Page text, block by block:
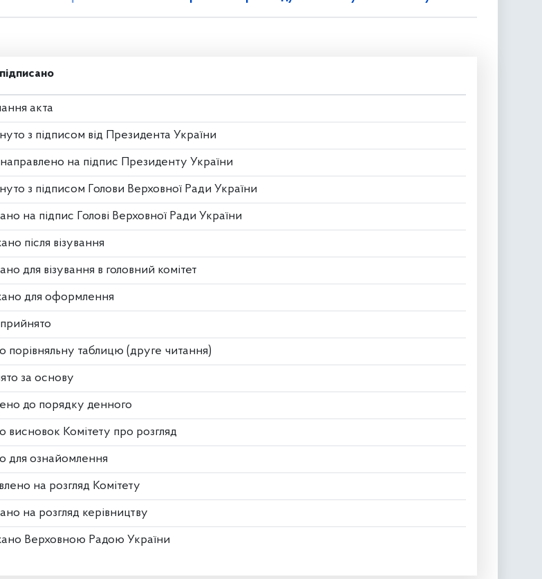
акта
з підписом від Президента України
на підпис Президенту України
з підписом Голови Верховної Ради України
на підпис Голові Верховної Ради України
після візування
для візування в головний комітет
для оформлення
порівняльну таблицю (друге читання)
за основу
до порядку денного
висновок Комітету про розгляд
для ознайомлення
на розгляд Комітету
на розгляд керівництву
Верховною Радою України